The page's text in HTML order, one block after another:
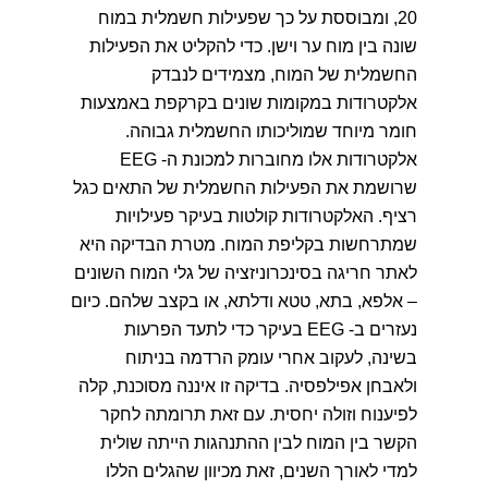
20, ומבוססת על כך שפעילות חשמלית במוח
שונה בין מוח ער וישן. כדי להקליט את הפעילות
החשמלית של המוח, מצמידים לנבדק
אלקטרודות במקומות שונים בקרקפת באמצעות
חומר מיוחד שמוליכותו החשמלית גבוהה.
אלקטרודות אלו מחוברות למכונת ה- EEG
שרושמת את הפעילות החשמלית של התאים כגל
רציף. האלקטרודות קולטות בעיקר פעילויות
שמתרחשות בקליפת המוח. מטרת הבדיקה היא
לאתר חריגה בסינכרוניזציה של גלי המוח השונים
– אלפא, בתא, טטא ודלתא, או בקצב שלהם. כיום
נעזרים ב- EEG בעיקר כדי לתעד הפרעות
בשינה, לעקוב אחרי עומק הרדמה בניתוח
ולאבחן אפילפסיה. בדיקה זו איננה מסוכנת, קלה
לפיענוח וזולה יחסית. עם זאת תרומתה לחקר
הקשר בין המוח לבין ההתנהגות הייתה שולית
למדי לאורך השנים, זאת מכיוון שהגלים הללו